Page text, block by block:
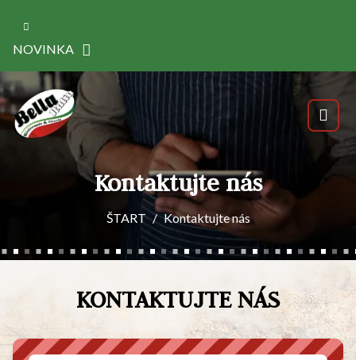
NOVINKA
Kontaktujte nás
ŠTART Kontaktujte nás
KONTAKTUJTE NÁS